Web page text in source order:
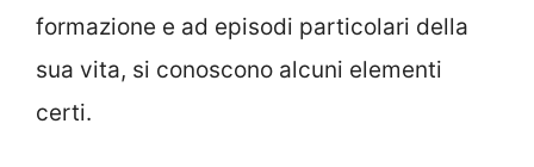
formazione e ad episodi particolari della
sua vita, si conoscono alcuni elementi
certi.